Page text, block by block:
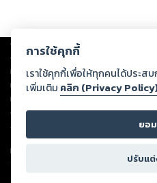
Copyright © 2026
ต่อผลงานหรือเนื้อหาใดที่อัปโหลดผ่านเว็
ทรัพย์สินทางปัญญาของบุคคลอื่นหรือขัด
ทุกท่านโปรดใช้วิจารณญาณในการกลั่นก
หนึ่งส่วนใดขัดต่อกฎหมายและศีลธรรม ก
ดำเนินการในทันที ทั้งนี้ ทางสตอรี่ล็อก
ลิขสิทธิ์ พ.ศ. 2537 (ฉบับล่าสุด)
For support: member@ookbee.com
Version
การใช้คุกกี้
เราใช้คุกกี้เพื่อให้ทุกคนได้ประส
เพิ่มเติม คลิก (Privacy
ยอ
ปรับแ